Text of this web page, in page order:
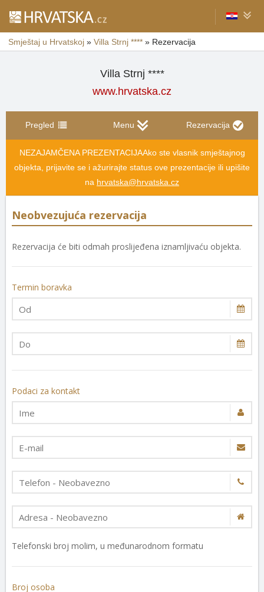
Smještaj u Hrvatskoj » Villa Strnj **** » Rezervacija
Villa Strnj ****
www.hrvatska.cz
Pregled Menu Rezervacija
NEZAJAMČENA PREZENTACIJAAko ste vlasnik smještajnog
objekta, prijavite se i ažurirajte status ove prezentacije ili upišite
na hrvatska@hrvatska.cz
Neobvezujuća rezervacija
Rezervacija će biti odmah proslijeđena iznamljivaću objekta.
Termin boravka
Podaci za kontakt
Telefonski broj molim, u međunarodnom formatu
Broj osoba